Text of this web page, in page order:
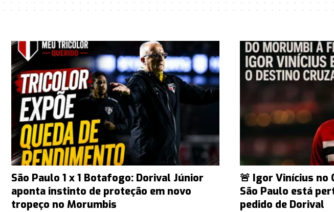
São Paulo 1 x 1 Botafogo: Dorival Júnior
aponta instinto de proteção em novo
tropeço no Morumbis
🚨 Igor Vinícius no
São Paulo está
pedido de Dorival